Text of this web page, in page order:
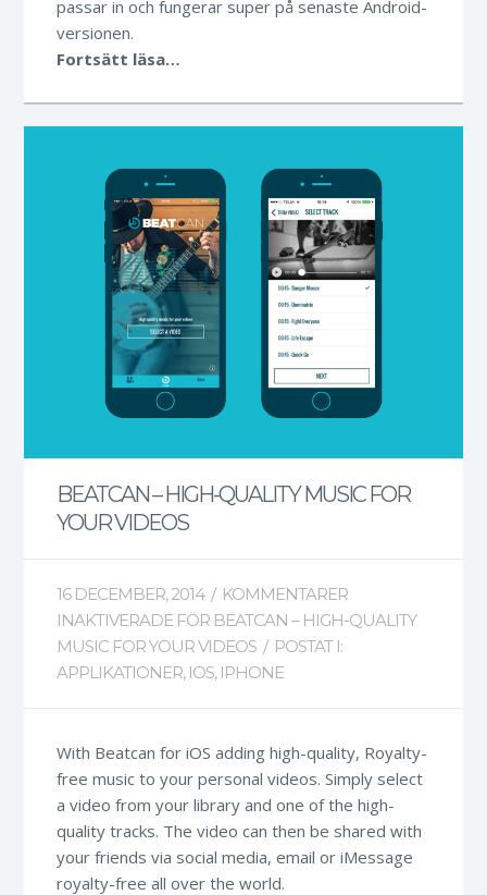
passar in och fungerar super på senaste Android-
versionen.
Fortsätt läsa…
BEATCAN – HIGH-QUALITY MUSIC FOR
YOUR VIDEOS
16 DECEMBER, 2014 / KOMMENTARER
INAKTIVERADE FÖR BEATCAN – HIGH-QUALITY
MUSIC FOR YOUR VIDEOS / POSTAT I:
APPLIKATIONER, IOS, IPHONE
With Beatcan for iOS adding high-quality​, Royalty-
free​ music to your personal videos. Simply select
a video from your library and one of the high-
quality tracks. The video can then be shared with
your friends via social media, email or iMessage​
royalty-free all over the world​.